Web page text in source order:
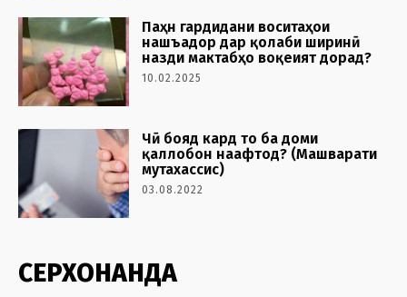
Паҳн гардидани воситаҳои
нашъадор дар қолаби ширинӣ
назди мактабҳо воқеият дорад?
10.02.2025
Чӣ бояд кард то ба доми
қаллобон наафтод? (Машварати
мутахассис)
03.08.2022
СЕРХОНАНДА